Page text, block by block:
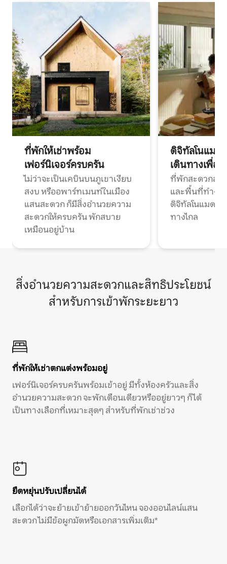
ที่พักให้เช่าพร้อม
เฟอร์นิเจอร์ครบครัน
ไม่ว่าจะเป็นเคบินบนภูเขาเงียบ
สงบ หรืออพาร์ทเมนท์ในเมือง
แสนสะดวก ก็มีสิ่งอำนวยความ
สะดวกให้ครบครัน พักสบาย
เหมือนอยู่บ้าน
ดิจิทัลโนแมด
เดินทางเพื่อ
ที่พักสะดวกสบ
และพื้นที่ทำงา
ดิจิทัลโนแมดแ
ทางไกล
สิ่งอำนวยความสะดวกและสิทธิประโยชน์
สำหรับการเข้าพักระยะยาว
ที่พักให้เช่าตกแต่งพร้อมอยู่
เฟอร์นิเจอร์ครบครันพร้อมเข้าอยู่ มีทั้งห้องครัวและสิ่ง
อำนวยความสะดวก จะพักเดือนเดียวหรืออยู่ยาวๆ ก็ได้
เป็นทางเลือกที่เหมาะสุดๆ สำหรับที่พักเช่าช่วง
ยืดหยุ่นปรับเปลี่ยนได้
เลือกได้ว่าจะย้ายเข้าย้ายออกวันไหน จองออนไลน์แสน
สะดวก ไม่มีข้อผูกมัดหรือเอกสารเพิ่มเติม*